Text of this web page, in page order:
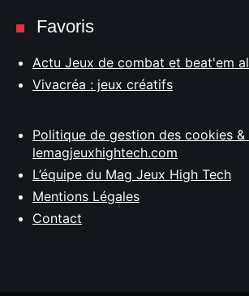
Favoris
Actu Jeux de combat et beat'em
Vivacréa : jeux créatifs
Politique de gestion des cookies
lemagjeuxhightech.com
L’équipe du Mag Jeux High Tech
Mentions Légales
Contact